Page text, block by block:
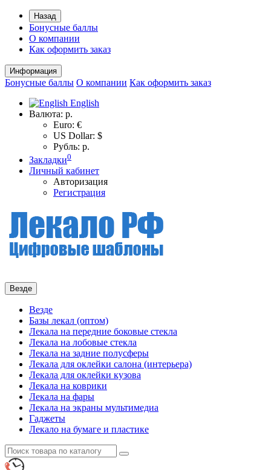
Назад
Бонусные баллы
О компании
Как оформить заказ
Информация
Бонусные баллы О компании Как оформить заказ
English
Валюта: р.
Euro: €
US Dollar: $
Рубль: р.
Закладки0
Личный кабинет
Авторизация
Регистрация
Везде
Везде
Базы лекал (оптом)
Лекала на передние боковые стекла
Лекала на лобовые стекла
Лекала на задние полусферы
Лекала для оклейки салона (интерьера)
Лекала для оклейки кузова
Лекала на коврики
Лекала на фары
Лекала на экраны мультимедиа
Гаджеты
Лекало на бумаге и пластике